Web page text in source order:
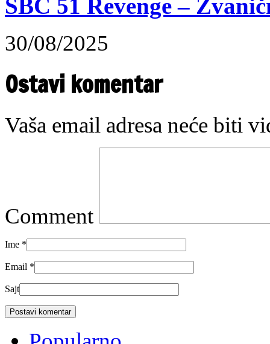
SBC 51 Revenge –
30/08/2025
Ostavi komentar
Vaša email adresa neće biti
Comment
Ime *
Email *
Sajt